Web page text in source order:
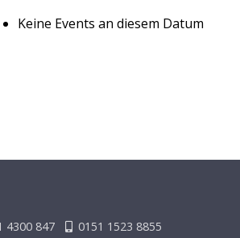
Keine Events an diesem Datum
4300 847
0151 1523 8855